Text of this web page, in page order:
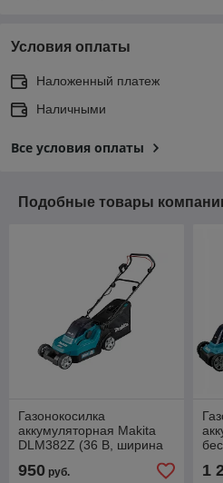
Условия оплаты
Наложенный платеж
Наличными
Все условия оплаты
Подобные товары
Газонокосилка
аккумуляторная Makita
DLM382Z (36 В, ширина
950 руб. 1